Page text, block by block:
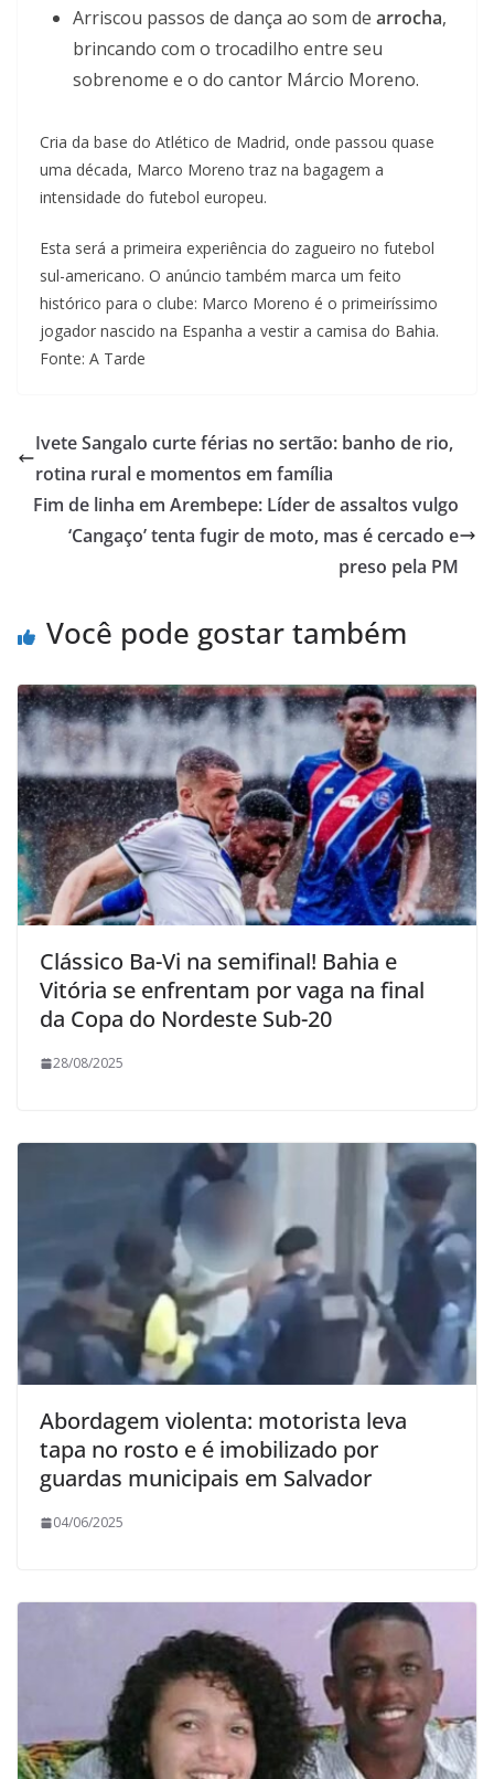
Arriscou passos de dança ao som de arrocha,
brincando com o trocadilho entre seu
sobrenome e o do cantor Márcio Moreno.
Cria da base do Atlético de Madrid, onde passou quase
uma década, Marco Moreno traz na bagagem a
intensidade do futebol europeu.
Esta será a primeira experiência do zagueiro no futebol
sul-americano. O anúncio também marca um feito
histórico para o clube: Marco Moreno é o primeiríssimo
jogador nascido na Espanha a vestir a camisa do Bahia.
Fonte: A Tarde
Ivete Sangalo curte férias no sertão: banho de rio,
rotina rural e momentos em família
Fim de linha em Arembepe: Líder de assaltos vulgo
‘Cangaço’ tenta fugir de moto, mas é cercado e
preso pela PM
Você pode gostar também
Clássico Ba-Vi na semifinal! Bahia e
Vitória se enfrentam por vaga na final
da Copa do Nordeste Sub-20
28/08/2025
Abordagem violenta: motorista leva
tapa no rosto e é imobilizado por
guardas municipais em Salvador
04/06/2025